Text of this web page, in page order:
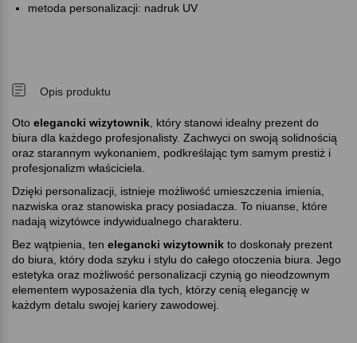
metoda personalizacji: nadruk UV
Opis produktu
Oto elegancki wizytownik , który stanowi idealny prezent do
biura dla każdego profesjonalisty. Zachwyci on swoją solidnością
oraz starannym wykonaniem, podkreślając tym samym prestiż i
profesjonalizm właściciela.
Dzięki personalizacji, istnieje możliwość umieszczenia imienia,
nazwiska oraz stanowiska pracy posiadacza. To niuanse, które
nadają wizytówce indywidualnego charakteru.
Bez wątpienia, ten elegancki wizytownik to doskonały prezent
do biura, który doda szyku i stylu do całego otoczenia biura. Jego
estetyka oraz możliwość personalizacji czynią go nieodzownym
elementem wyposażenia dla tych, którzy cenią elegancję w
każdym detalu swojej kariery zawodowej.